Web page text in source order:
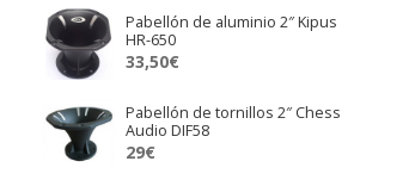
Pabellón de aluminio 2″ Kipus
HR-650
33,50€
Pabellón de tornillos 2″ Chess
Audio DIF58
29€